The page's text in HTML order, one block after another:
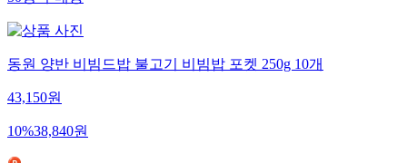
동원 양반 비빔드밥 불고기 비빔밥 포켓 250g 10개
43,150원
10%38,840원